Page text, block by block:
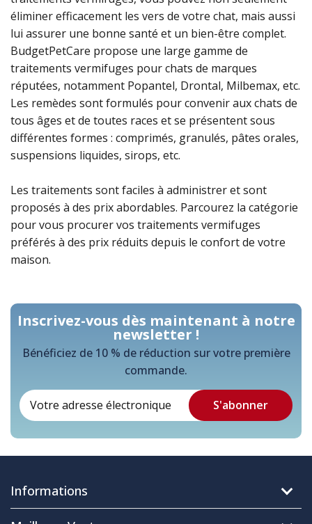
éliminer efficacement les vers de votre chat, mais aussi
lui assurer une bonne santé et un bien-être complet.
BudgetPetCare propose une large gamme de
traitements vermifuges pour chats de marques
réputées, notamment Popantel, Drontal, Milbemax, etc.
Les remèdes sont formulés pour convenir aux chats de
tous âges et de toutes races et se présentent sous
différentes formes : comprimés, granulés, pâtes orales,
suspensions liquides, sirops, etc.
Les traitements sont faciles à administrer et sont
proposés à des prix abordables. Parcourez la catégorie
pour vous procurer vos traitements vermifuges
préférés à des prix réduits depuis le confort de votre
maison.
Inscrivez-vous dès maintenant à notre
newsletter !
Bénéficiez de 10 % de réduction sur votre première
commande.
Informations